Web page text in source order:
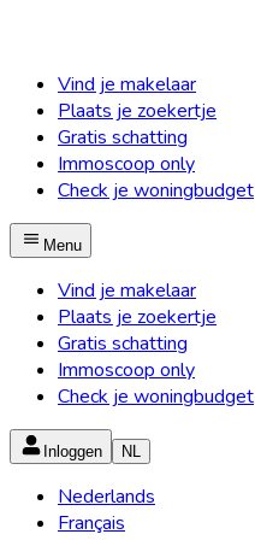
Vind je makelaar
Plaats je zoekertje
Gratis schatting
Immoscoop only
Check je woningbudget
Menu
Vind je makelaar
Plaats je zoekertje
Gratis schatting
Immoscoop only
Check je woningbudget
Inloggen NL
Nederlands
Français